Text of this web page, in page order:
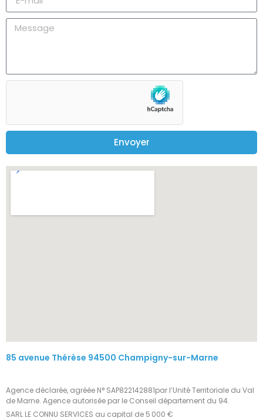
Envoyer
85 avenue Thérèse 94500 Champigny-sur-Marne
Agence déclarée, agréée N° SAP822142881par l’Unité Territoriale du Val
de Marne. Agence autorisée par le Conseil département du 94.
SARL LE CONNU SERVICES au capital de 5 000 €